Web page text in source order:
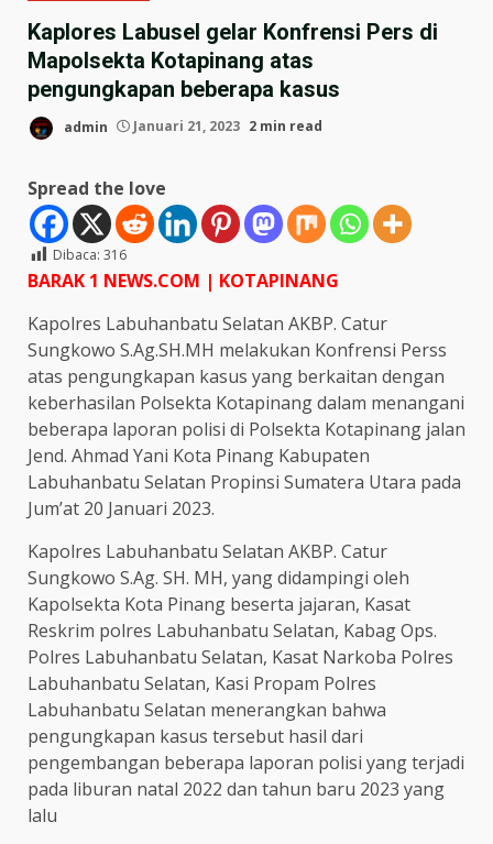
Kaplores Labusel gelar Konfrensi Pers di
Mapolsekta Kotapinang atas
pengungkapan beberapa kasus
admin Januari 21, 2023 2 min read
Spread the love
Dibaca: 316
BARAK 1 NEWS.COM | KOTAPINANG
Kapolres Labuhanbatu Selatan AKBP. Catur
Sungkowo S.Ag.SH.MH melakukan Konfrensi Perss
atas pengungkapan kasus yang berkaitan dengan
keberhasilan Polsekta Kotapinang dalam menangani
beberapa laporan polisi di Polsekta Kotapinang jalan
Jend. Ahmad Yani Kota Pinang Kabupaten
Labuhanbatu Selatan Propinsi Sumatera Utara pada
Jum’at 20 Januari 2023.
Kapolres Labuhanbatu Selatan AKBP. Catur
Sungkowo S.Ag. SH. MH, yang didampingi oleh
Kapolsekta Kota Pinang beserta jajaran, Kasat
Reskrim polres Labuhanbatu Selatan, Kabag Ops.
Polres Labuhanbatu Selatan, Kasat Narkoba Polres
Labuhanbatu Selatan, Kasi Propam Polres
Labuhanbatu Selatan menerangkan bahwa
pengungkapan kasus tersebut hasil dari
pengembangan beberapa laporan polisi yang terjadi
pada liburan natal 2022 dan tahun baru 2023 yang
lalu